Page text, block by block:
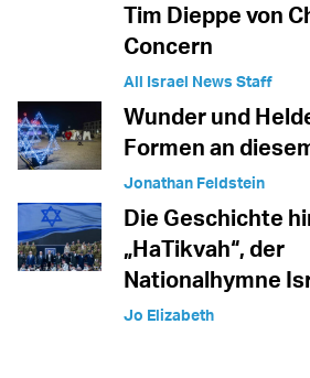
Tim Dieppe von
Concern
All Israel News Staff
Wunder und
Formen an
Jonathan Feldstein
Die Geschichte
„HaTikvah“, der
Nationalhymne
Jo Elizabeth